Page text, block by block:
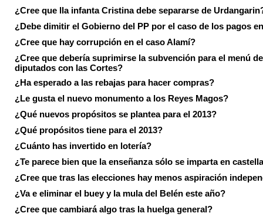
¿Cree que lla infanta Cristina debe separarse de
¿Debe dimitir el Gobierno del PP por el caso de los pagos
¿Cree que hay corrupción en el caso Alamí?
¿Cree que debería suprimirse la subvención para el menú
diputados con las Cortes?
¿Ha esperado a las rebajas para hacer compras?
¿Le gusta el nuevo monumento a los Reyes Magos?
¿Qué nuevos propósitos se plantea para el 2013?
¿Qué propósitos tiene para el 2013?
¿Cuánto has invertido en lotería?
¿Te parece bien que la enseñanza sólo se imparta en
¿Cree que tras las elecciones hay menos aspiración
¿Va e eliminar el buey y la mula del Belén este año?
¿Cree que cambiará algo tras la huelga general?